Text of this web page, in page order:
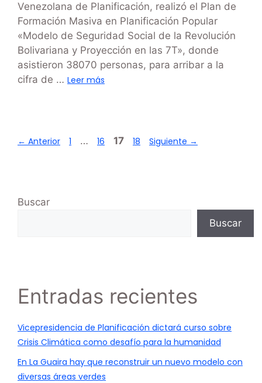
Venezolana de Planificación, realizó el Plan de
Formación Masiva en Planificación Popular
«Modelo de Seguridad Social de la Revolución
Bolivariana y Proyección en las 7T», donde
asistieron 38070 personas, para arribar a la
cifra de … Leer más
← Anterior 1 … 16 17 18 Siguiente →
Buscar
Buscar
Entradas recientes
Vicepresidencia de Planificación dictará curso sobre
Crisis Climática como desafío para la humanidad
En La Guaira hay que reconstruir un nuevo modelo con
diversas áreas verdes